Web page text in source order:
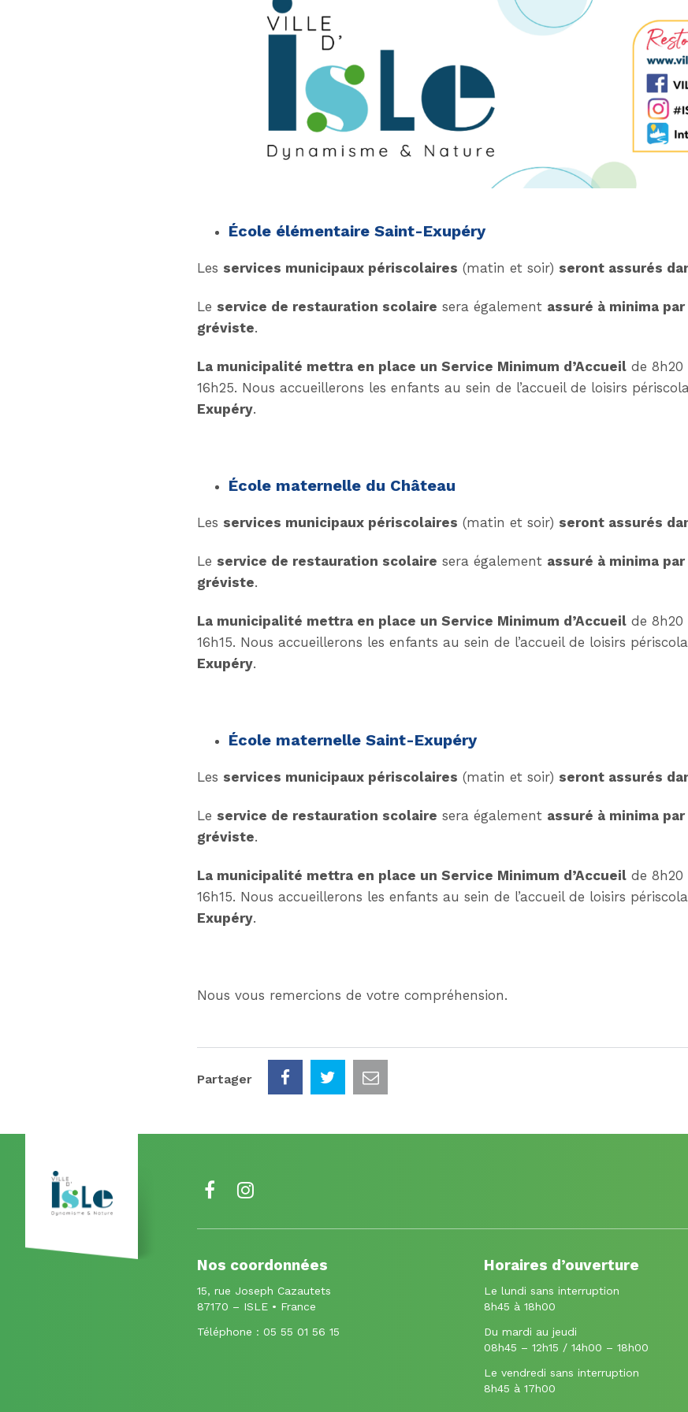
École élémentaire Saint-Exupéry
Les services municipaux périscolaires (matin et soir) seront assurés
Le service de restauration scolaire sera également assuré à minima
gréviste.
La municipalité mettra en place un Service Minimum d’Accueil de 8h20
16h25. Nous accueillerons les enfants au sein de l’accueil de loisirs
Exupéry.
École maternelle du Château
Les services municipaux périscolaires (matin et soir) seront assurés
Le service de restauration scolaire sera également assuré à minima
gréviste.
La municipalité mettra en place un Service Minimum d’Accueil de 8h20
16h15. Nous accueillerons les enfants au sein de l’accueil de loisirs
Exupéry.
École maternelle Saint-Exupéry
Les services municipaux périscolaires (matin et soir) seront assurés
Le service de restauration scolaire sera également assuré à minima
gréviste.
La municipalité mettra en place un Service Minimum d’Accueil de 8h20
16h15. Nous accueillerons les enfants au sein de l’accueil de loisirs
Exupéry.
Nous vous remercions de votre compréhension.
Partager
Lien
compte
Facebook
compte
Instagram
Nos coordonnées
15, rue Joseph Cazautets
87170 – ISLE • France
Téléphone :05 55 01 56 15
Horaires d’ouverture
Le lundi sans interruption
8h45 à 18h00
Du mardi au jeudi
08h45 – 12h15 / 14h00 – 18h00
Le vendredi sans interruption
8h45 à 17h00